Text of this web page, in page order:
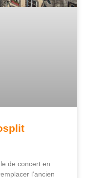
de concert en
l’ancien